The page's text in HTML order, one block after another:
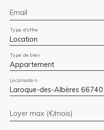
Email
Location
Type d'offre
Appartement
Type de bien
Laroque-des-Albères 66740
Localisation
Loyer max (€/mois)